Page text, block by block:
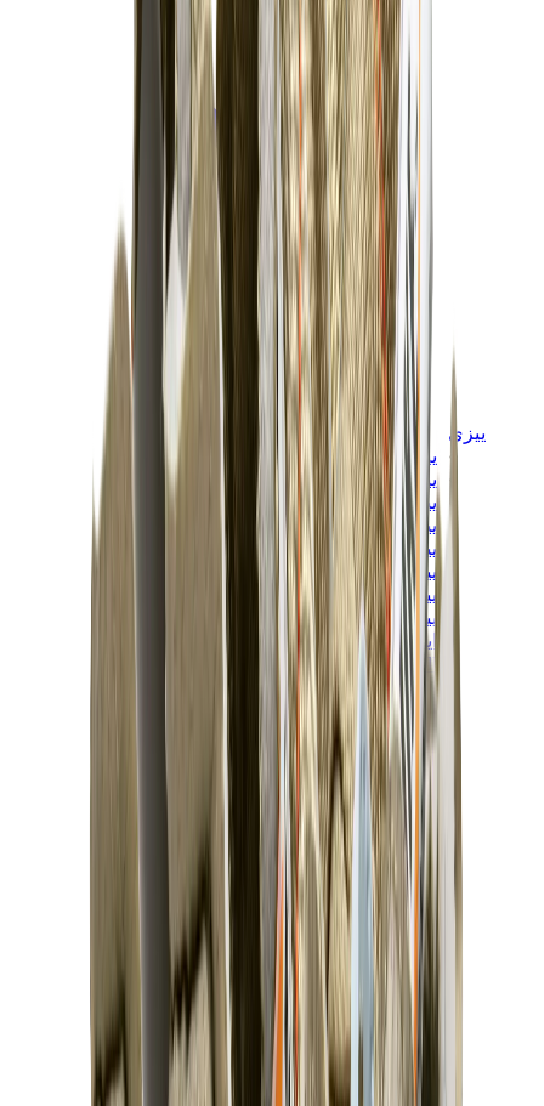
ييزي
ييزي سلايدز
ييزي 350 V2
ييزي فوم رانر
ييزي 380
ييزي 450
ييزي 500
ييزي 700
ييزي V3
اير ييزي
View All ييزي